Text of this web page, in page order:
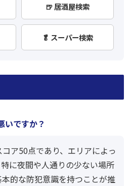
🍺 居酒屋検索
🥬 スーパー検索
いですか？
ア50点であり、エリアによっ
に夜間や人通りの少ない場所
的な防犯意識を持つことが推